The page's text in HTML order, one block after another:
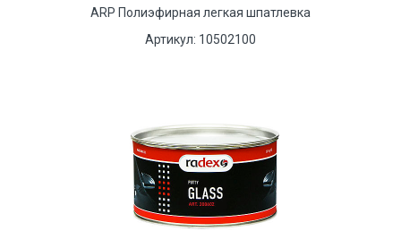
ARP Полиэфирная легкая шпатлевка
Артикул: 10502100